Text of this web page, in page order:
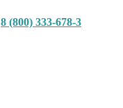
8 (800) 333-678-3